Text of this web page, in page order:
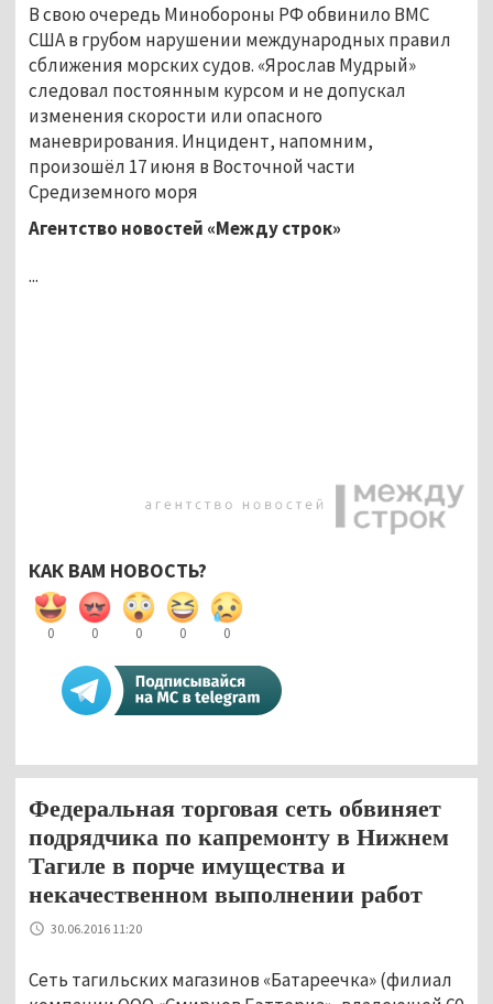
В свою очередь Минобороны РФ обвинило ВМС
США в грубом нарушении международных правил
сближения морских судов. «Ярослав Мудрый»
следовал постоянным курсом и не допускал
изменения скорости или опасного
маневрирования. Инцидент, напомним,
произошёл 17 июня в Восточной части
Средиземного моря
Агентство новостей «Между строк»
...
КАК ВАМ НОВОСТЬ?
0 0 0 0 0
Федеральная торговая сеть обвиняет
подрядчика по капремонту в Нижнем
Тагиле в порче имущества и
некачественном выполнении работ
30.06.2016 11:20
Сеть тагильских магазинов «Батареечка» (филиал